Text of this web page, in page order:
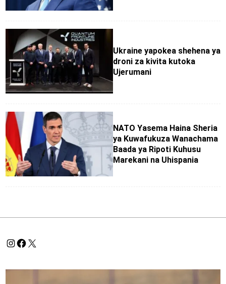
Ukraine yapokea shehena ya
droni za kivita kutoka
Ujerumani
NATO Yasema Haina Sheria
ya Kuwafukuza Wanachama
Baada ya Ripoti Kuhusu
Marekani na Uhispania